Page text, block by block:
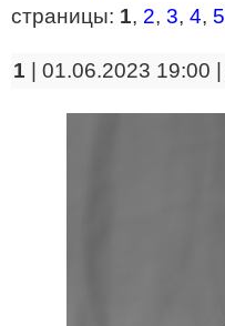
страницы: 1, 2, 3, 4, 5
1 | 01.06.2023 19:00 |